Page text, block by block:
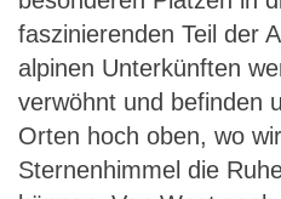
faszinierenden Teil der
alpinen Unterkünften
verwöhnt und befinden
Orten hoch oben, wo
Sternenhimmel die